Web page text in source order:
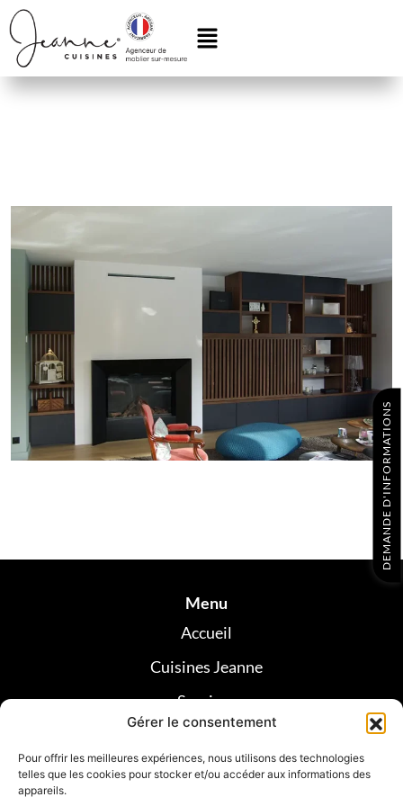
Gérer le consentement
Pour offrir les meilleures expériences, nous utilisons des technologies
telles que les cookies pour stocker et/ou accéder aux informations des
appareils.
Menu
Accueil
Cuisines Jeanne
Services
Avis clients
DEMANDE D'INFORMATIONS